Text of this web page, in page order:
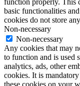
function properly. This
basic functionalities
cookies do not store
Non-necessary
Non-necessary
Any cookies that may
to function and is used
analytics, ads, other
cookies. It is